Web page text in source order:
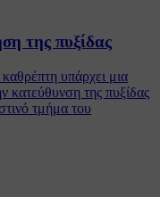
της πυξίδας
υπάρχει μια
κατεύθυνση της πυξίδας
τμήμα του